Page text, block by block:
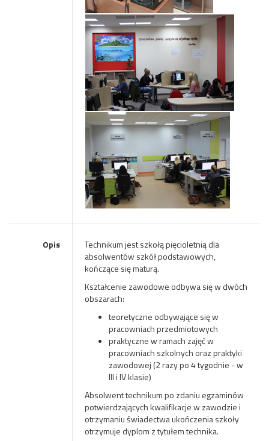
Opis
Technikum jest szkołą pięcioletnią dla
absolwentów szkół podstawowych,
kończące się maturą.
Kształcenie zawodowe odbywa się w dwóch
obszarach:
teoretyczne odbywające się w
pracowniach przedmiotowych
praktyczne w ramach zajęć w
pracowniach szkolnych oraz praktyki
zawodowej (2 razy po 4 tygodnie - w
III i IV klasie)
Absolwent technikum po zdaniu egzaminów
potwierdzających kwalifikacje w zawodzie i
otrzymaniu świadectwa ukończenia szkoły
otrzymuje dyplom z tytułem technika.